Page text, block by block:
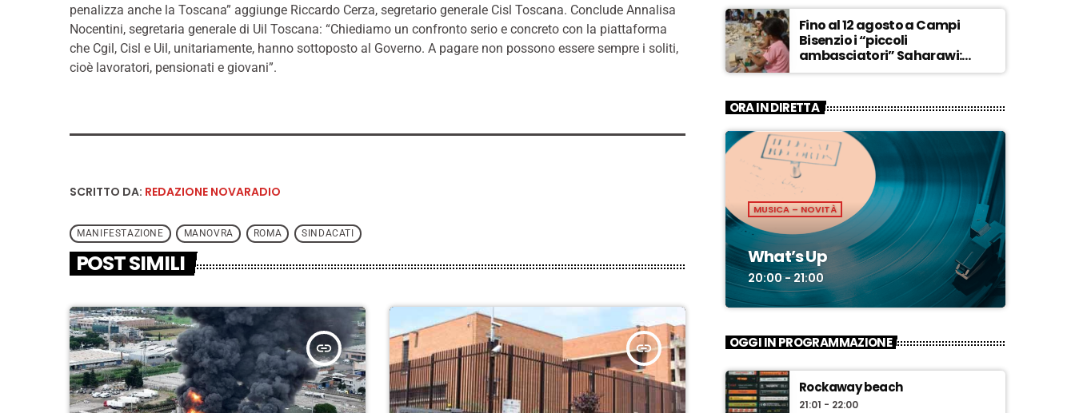
penalizza anche la Toscana” aggiunge Riccardo Cerza, segretario generale Cisl Toscana. Conclude Annalisa
Nocentini, segretaria generale di Uil Toscana: “Chiediamo un confronto serio e concreto con la piattaforma
che Cgil, Cisl e Uil, unitariamente, hanno sottoposto al Governo. A pagare non possono essere sempre i soliti,
cioè lavoratori, pensionati e giovani”.
SCRITTO DA: REDAZIONE NOVARADIO
MANIFESTAZIONE MANOVRA ROMA SINDACATI
POST SIMILI
insert_link insert_link
Fino al 12 agosto a Campi
Bisenzio i “piccoli
ambasciatori” Saharawi:
“Sostenere la loro causa,
invadente” – ASCOLTA
ORA IN DIRETTA
MUSICA – NOVITÀ
What’s Up
20:00 - 21:00
OGGI IN PROGRAMMAZIONE
Rockaway beach
21:01 - 22:00